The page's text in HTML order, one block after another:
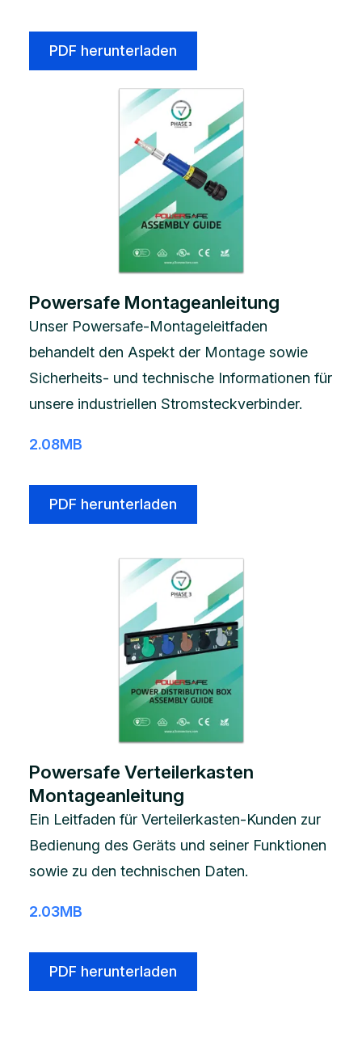
PDF herunterladen
Powersafe Montageanleitung
Unser Powersafe-Montageleitfaden
behandelt den Aspekt der Montage sowie
Sicherheits- und technische Informationen für
unsere industriellen Stromsteckverbinder.
2.08MB
PDF herunterladen
Powersafe Verteilerkasten
Montageanleitung
Ein Leitfaden für Verteilerkasten-Kunden zur
Bedienung des Geräts und seiner Funktionen
sowie zu den technischen Daten.
2.03MB
PDF herunterladen